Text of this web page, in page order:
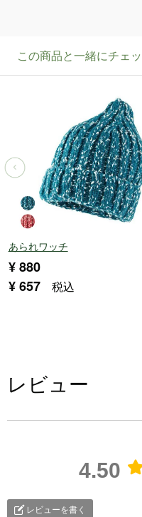
あられワッチ
¥ 880
¥ 657 税込
レビュー
4.50
レビューを書く